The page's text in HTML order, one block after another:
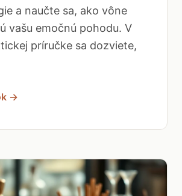
a naučte sa, ako vône
vašu emočnú pohodu. V
príručke sa dozviete,
→